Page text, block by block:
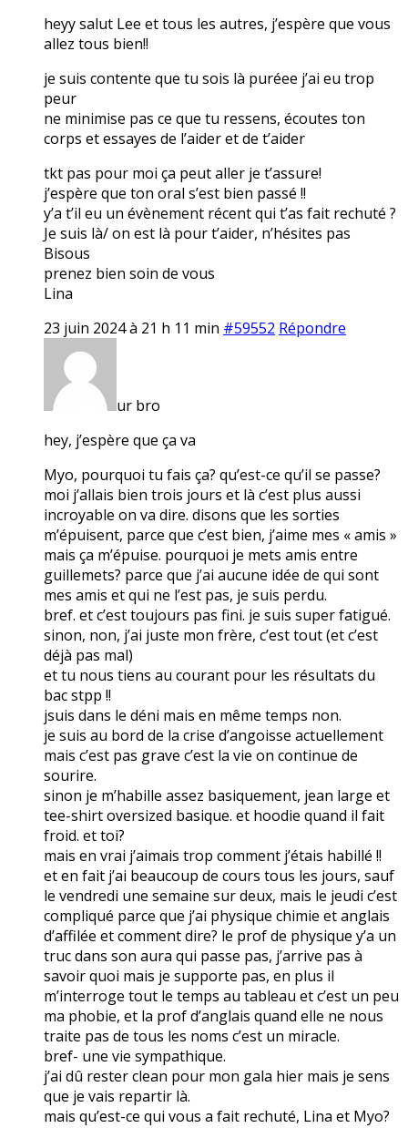
heyy salut Lee et tous les autres, j’espère que vous
allez tous bien!!
je suis contente que tu sois là puréee j’ai eu trop
peur
ne minimise pas ce que tu ressens, écoutes ton
corps et essayes de l’aider et de t’aider
tkt pas pour moi ça peut aller je t’assure!
j’espère que ton oral s’est bien passé !!
y’a t’il eu un évènement récent qui t’as fait rechuté ?
Je suis là/ on est là pour t’aider, n’hésites pas
Bisous
prenez bien soin de vous
Lina
23 juin 2024 à 21 h 11 min #59552 Répondre
ur bro
hey, j’espère que ça va
Myo, pourquoi tu fais ça? qu’est-ce qu’il se passe?
moi j’allais bien trois jours et là c’est plus aussi
incroyable on va dire. disons que les sorties
m’épuisent, parce que c’est bien, j’aime mes « amis »
mais ça m’épuise. pourquoi je mets amis entre
guillemets? parce que j’ai aucune idée de qui sont
mes amis et qui ne l’est pas, je suis perdu.
bref. et c’est toujours pas fini. je suis super fatigué.
sinon, non, j’ai juste mon frère, c’est tout (et c’est
déjà pas mal)
et tu nous tiens au courant pour les résultats du
bac stpp !!
jsuis dans le déni mais en même temps non.
je suis au bord de la crise d’angoisse actuellement
mais c’est pas grave c’est la vie on continue de
sourire.
sinon je m’habille assez basiquement, jean large et
tee-shirt oversized basique. et hoodie quand il fait
froid. et toi?
mais en vrai j’aimais trop comment j’étais habillé !!
et en fait j’ai beaucoup de cours tous les jours, sauf
le vendredi une semaine sur deux, mais le jeudi c’est
compliqué parce que j’ai physique chimie et anglais
d’affilée et comment dire? le prof de physique y’a un
truc dans son aura qui passe pas, j’arrive pas à
savoir quoi mais je supporte pas, en plus il
m’interroge tout le temps au tableau et c’est un peu
ma phobie, et la prof d’anglais quand elle ne nous
traite pas de tous les noms c’est un miracle.
bref- une vie sympathique.
j’ai dû rester clean pour mon gala hier mais je sens
que je vais repartir là.
mais qu’est-ce qui vous a fait rechuté, Lina et Myo?